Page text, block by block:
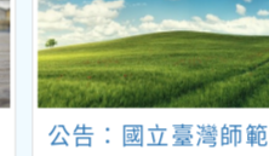
公告：國立臺灣師範